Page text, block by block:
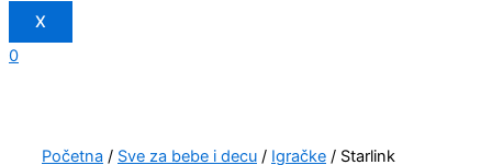
X
0
Početna / Sve za bebe i decu / Igračke / Starlink